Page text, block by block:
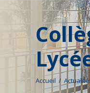
Accueil /